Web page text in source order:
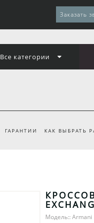
Заказать
Все категории
ГАРАНТИИ КАК ВЫБРАТЬ
Модель:: Armani